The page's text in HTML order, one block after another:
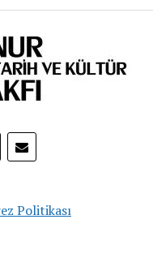
Politikası